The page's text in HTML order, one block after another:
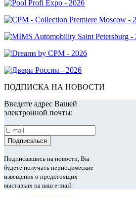
ПОДПИСКА НА НОВОСТИ
Введите адрес Вашей
электронной почты:
Подписавшись на новости, Вы
будете получать периодические
извещения о предстоящих
выставках на ваш e-mail.